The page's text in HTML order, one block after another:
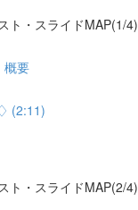
ト・スライドMAP(1/4)
概要
(2:11)
ト・スライドMAP(2/4)